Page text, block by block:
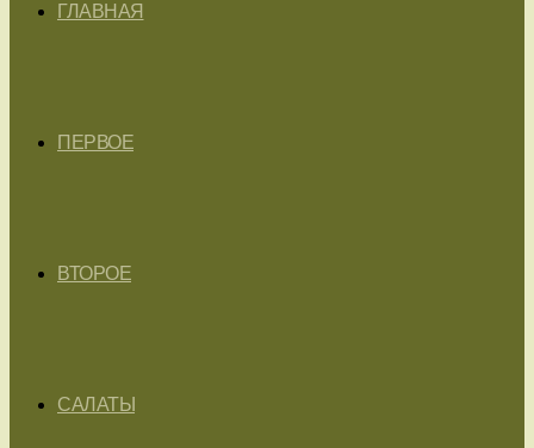
ГЛАВНАЯ
ПЕРВОЕ
ВТОРОЕ
САЛАТЫ